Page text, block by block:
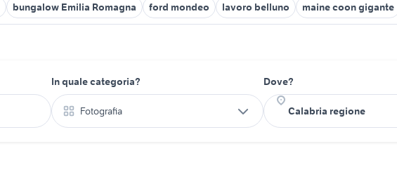
bungalow Emilia Romagna ford mondeo lavoro belluno maine coon gigante
In quale categoria?
Fotografia
Dove?